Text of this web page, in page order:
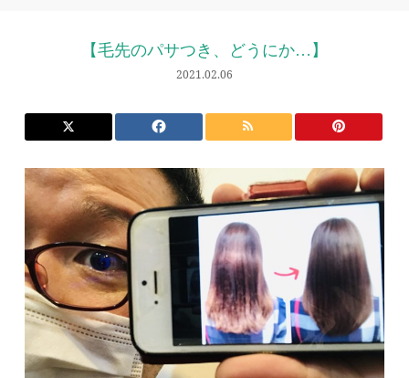
【毛先のパサつき、どうにか…】
2021.02.06